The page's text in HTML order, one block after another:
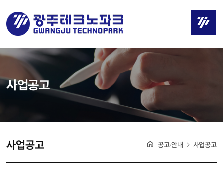
사업공고
사업공고 공고·안내 사업공고